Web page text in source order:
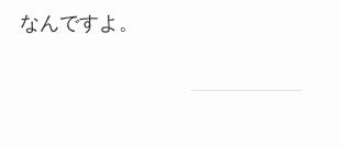
なんですよ。